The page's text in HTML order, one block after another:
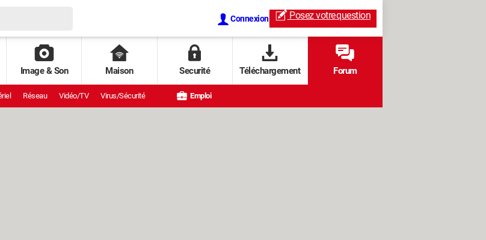
Connexion Posez votrequestion
Image & Son Maison Securité Téléchargement Forum
Réseau Vidéo/TV Virus/Sécurité Emploi